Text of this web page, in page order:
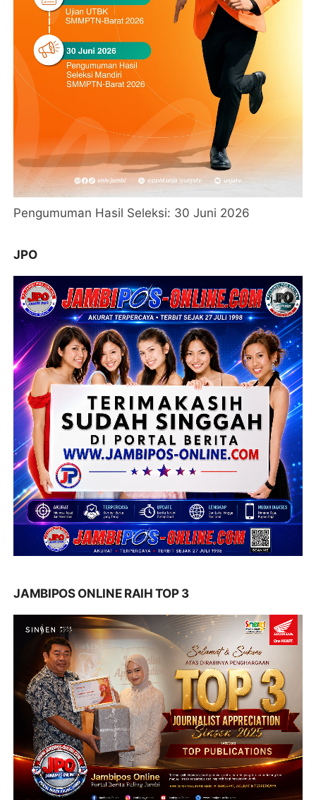
Pengumuman Hasil Seleksi: 30 Juni 2026
JPO
JAMBIPOS ONLINE RAIH TOP 3